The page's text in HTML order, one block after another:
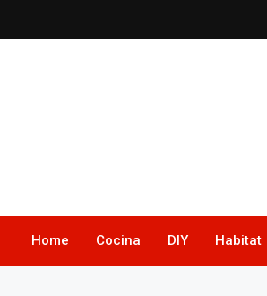
to
Home Cocina DIY Habitat